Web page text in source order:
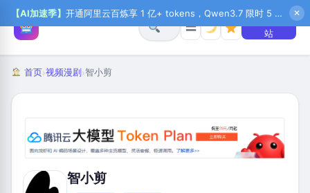
【AI加速季】 开通阿里云百炼享 1 亿+ tokens，Qwen3.7 限时 5 折起，秒悟新注送 1 万积分，加入 OPC 赢百万助力金，QoderWork CN 首月 0 元 ✕
☰
+ 提交网
站
首页›视频漫剧›智小剪
智小剪